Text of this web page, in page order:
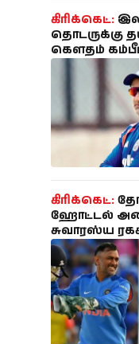
கிரிக்கெட்:
தொடருக்கு
கௌதம்
பும்ரா இல்லை!
கிரிக்கெட்:
ஹோட்டல் அறை
சுவாரஸ்ய
பகிர்ந்த